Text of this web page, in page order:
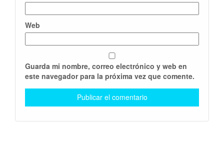
Web
Guarda mi nombre, correo electrónico y web en
este navegador para la próxima vez que comente.